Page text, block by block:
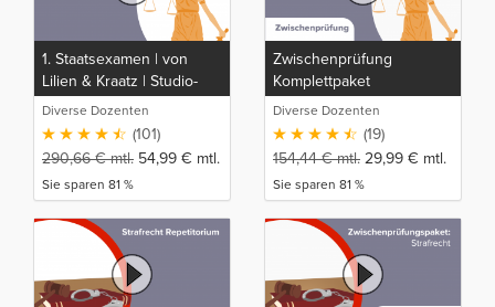
1. Staatsexamen | von
Lilien & Kraatz | Studio-
Rep
Diverse Dozenten
(101)
290,66€mtl. 54,99 € mtl.
Sie sparen 81 %
Zwischenprüfung
Komplettpaket
Diverse Dozenten
(19)
154,44€mtl. 29,99 € mtl.
Sie sparen 81 %